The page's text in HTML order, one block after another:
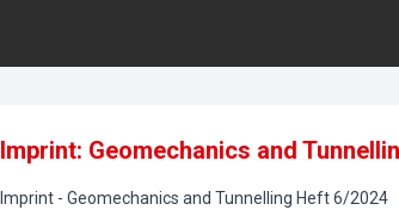
Imprint: Geomechanics and
Imprint - Geomechanics and Tunnelling Heft6/2024